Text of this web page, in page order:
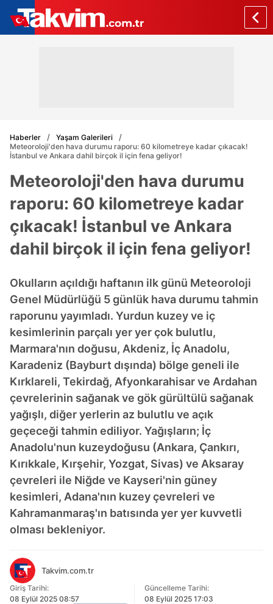
Haberler
Yaşam Galerileri
Meteoroloji'den hava durumu raporu: 60 kilometreye kadar çıkacak!
İstanbul ve Ankara dahil birçok il için fena geliyor!
Meteoroloji'den hava durumu
raporu: 60 kilometreye kadar
çıkacak! İstanbul ve Ankara
dahil birçok il için fena geliyor!
Okulların açıldığı haftanın ilk günü Meteoroloji
Genel Müdürlüğü 5 günlük hava durumu tahmin
raporunu yayımladı. Yurdun kuzey ve iç
kesimlerinin parçalı yer yer çok bulutlu,
Marmara'nın doğusu, Akdeniz, İç Anadolu,
Karadeniz (Bayburt dışında) bölge geneli ile
Kırklareli, Tekirdağ, Afyonkarahisar ve Ardahan
çevrelerinin sağanak ve gök gürültülü sağanak
yağışlı, diğer yerlerin az bulutlu ve açık
geçeceği tahmin ediliyor. Yağışların; İç
Anadolu'nun kuzeydoğusu (Ankara, Çankırı,
Kırıkkale, Kırşehir, Yozgat, Sivas) ve Aksaray
çevreleri ile Niğde ve Kayseri'nin güney
kesimleri, Adana'nın kuzey çevreleri ve
Kahramanmaraş'ın batısında yer yer kuvvetli
olması bekleniyor.
Takvim.com.tr
Giriş Tarihi:
08 Eylül 2025 08:57
Güncelleme Tarihi:
08 Eylül 2025 17:03